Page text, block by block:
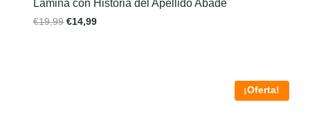
Lamina con Historia del Apellido Abade
€19,99 €14,99
¡Oferta!